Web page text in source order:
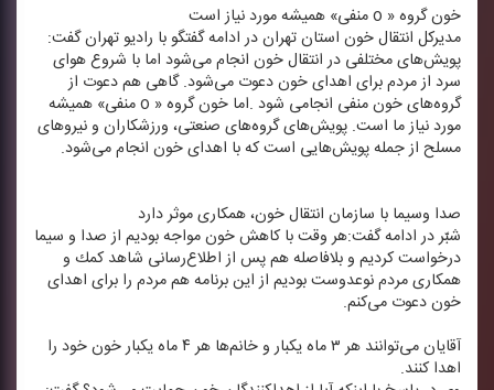
خون گروه « o منفی» همیشه مورد نیاز است
مدیركل انتقال خون استان تهران در ادامه گفتگو با رادیو تهران گفت:
پویش‌های مختلفی در انتقال خون انجام می‌شود اما با شروع هوای
سرد از مردم برای اهدای خون دعوت می‌شود. گاهی هم دعوت از
گروه‌های خون منفی انجامی شود .اما خون گروه « o منفی» همیشه
مورد نیاز ما است. پویش‌های گروه‌های صنعتی، ورزشكاران و نیروهای
مسلح از جمله پویش‌هایی است كه با اهدای خون انجام می‌شود.
صدا وسیما با سازمان انتقال خون، همكاری موثر دارد
شبّر در ادامه گفت:هر وقت با كاهش خون مواجه بودیم از صدا و سیما
درخواست كردیم و بلافاصله هم پس از اطلاع‌رسانی شاهد كمك و
همكاری مردم نوعدوست بودیم از این برنامه هم مردم را برای اهدای
خون دعوت می‌كنم.
آقایان می‌توانند هر ۳ ماه یكبار و خانم‌ها هر ۴ ماه یكبار خون خود را
اهدا كنند.